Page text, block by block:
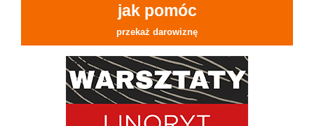
jak pomóc
przekaż darowiznę